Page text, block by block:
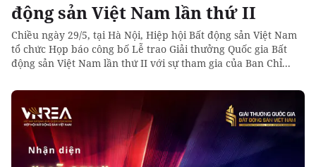
động sản Việt Nam lần thứ II
Chiều ngày 29/5, tại Hà Nội, Hiệp hội Bất động sản Việt Nam
tổ chức Họp báo công bố Lễ trao Giải thưởng Quốc gia Bất
động sản Việt Nam lần thứ II với sự tham gia của Ban Chỉ...